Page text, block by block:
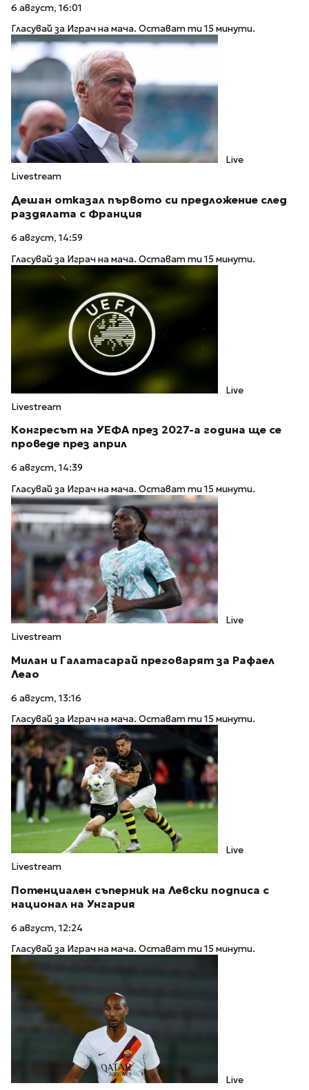
6 август, 16:01
Гласувай за Играч на мача. Остават ти 15 минути.
Live
Livestream
Дешан отказал първото си предложение след
раздялата с Франция
6 август, 14:59
Гласувай за Играч на мача. Остават ти 15 минути.
Live
Livestream
Конгресът на УЕФА през 2027-а година ще се
проведе през април
6 август, 14:39
Гласувай за Играч на мача. Остават ти 15 минути.
Live
Livestream
Милан и Галатасарай преговарят за Рафаел
Леао
6 август, 13:16
Гласувай за Играч на мача. Остават ти 15 минути.
Live
Livestream
Потенциален съперник на Левски подписа с
национал на Унгария
6 август, 12:24
Гласувай за Играч на мача. Остават ти 15 минути.
Live